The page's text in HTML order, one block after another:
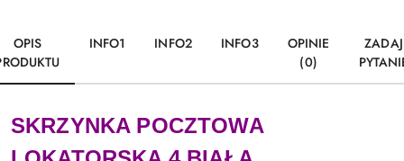
OPIS
INFO1 INFO2 INFO3
OPINIE
(0)
ZADAJ
SKRZYNKA POCZTOWA